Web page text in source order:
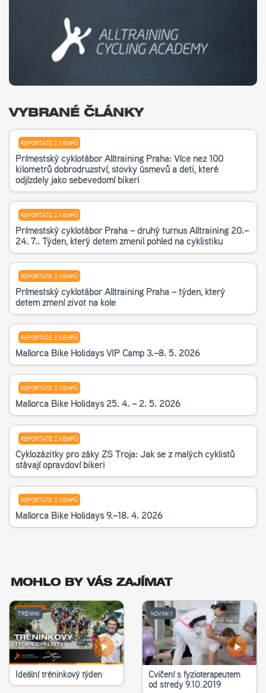
VYBRANÉ ČLÁNKY
REPORTÁŽE Z KEMPŮ
Příměstský cyklotábor Alltraining Praha: Více než 100
kilometrů dobrodružství, stovky úsměvů a děti, které
odjížděly jako sebevědomí bikeři
REPORTÁŽE Z KEMPŮ
Příměstský cyklotábor Praha – druhý turnus Alltraining 20.–
24. 7.. Týden, který dětem změnil pohled na cyklistiku
REPORTÁŽE Z KEMPŮ
Příměstský cyklotábor Alltraining Praha – týden, který
dětem změní život na kole
REPORTÁŽE Z KEMPŮ
Mallorca Bike Holidays VIP Camp 3.–8. 5. 2026
REPORTÁŽE Z KEMPŮ
Mallorca Bike Holidays 25. 4. – 2. 5. 2026
REPORTÁŽE Z KEMPŮ
Cyklozážitky pro žáky ZŠ Troja: Jak se z malých cyklistů
stávají opravdoví bikeři
REPORTÁŽE Z KEMPŮ
Mallorca Bike Holidays 9.–18. 4. 2026
MOHLO BY VÁS ZAJÍMAT
TRÉNINK
Ideální tréninkový týden
NOVINKY
Cvičení s fyzioterapeutem
od středy 9.10.2019